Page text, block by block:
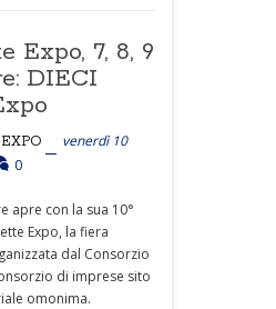
Expo, 7, 8, 9
DIECI
venerdì 10
0
apre con la sua 10°
Expo, la fiera
dal Consorzio
di imprese sito
omonima.